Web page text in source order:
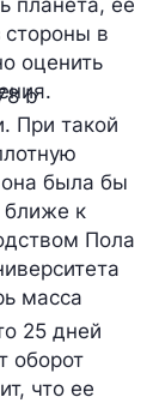
стороны в
оценить
b
При такой
она была бы
ближе к
Пола
масса
25 дней
оборот
что ее